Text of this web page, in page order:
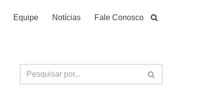
Equipe Notícias Fale Conosco